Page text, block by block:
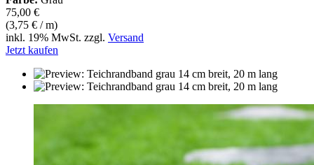
75,00 €
(3,75 € / m)
inkl. 19% MwSt. zzgl. Versand
Jetzt kaufen